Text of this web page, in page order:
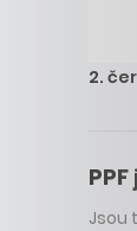
2.
Jsou